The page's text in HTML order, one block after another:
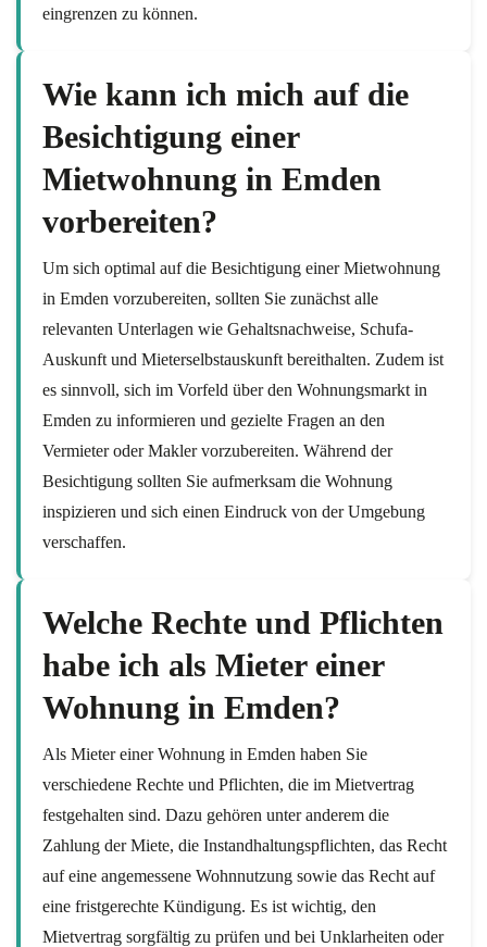
eingrenzen zu können.
Wie kann ich mich auf die
Besichtigung einer
Mietwohnung in Emden
vorbereiten?
Um sich optimal auf die Besichtigung einer Mietwohnung
in Emden vorzubereiten, sollten Sie zunächst alle
relevanten Unterlagen wie Gehaltsnachweise, Schufa-
Auskunft und Mieterselbstauskunft bereithalten. Zudem ist
es sinnvoll, sich im Vorfeld über den Wohnungsmarkt in
Emden zu informieren und gezielte Fragen an den
Vermieter oder Makler vorzubereiten. Während der
Besichtigung sollten Sie aufmerksam die Wohnung
inspizieren und sich einen Eindruck von der Umgebung
verschaffen.
Welche Rechte und Pflichten
habe ich als Mieter einer
Wohnung in Emden?
Als Mieter einer Wohnung in Emden haben Sie
verschiedene Rechte und Pflichten, die im Mietvertrag
festgehalten sind. Dazu gehören unter anderem die
Zahlung der Miete, die Instandhaltungspflichten, das Recht
auf eine angemessene Wohnnutzung sowie das Recht auf
eine fristgerechte Kündigung. Es ist wichtig, den
Mietvertrag sorgfältig zu prüfen und bei Unklarheiten oder